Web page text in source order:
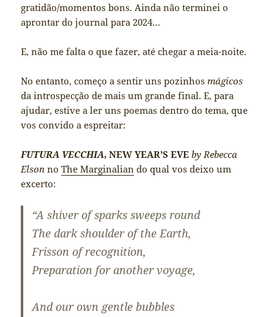
gratidão/momentos bons. Ainda não terminei o
aprontar do journal para 2024…
E, não me falta o que fazer, até chegar a meia-noite.
No entanto, começo a sentir uns pozinhosmágicos
da introspecção de mais um grande final. E, para
ajudar, estive a ler uns poemas dentro do tema, que
vos convido a espreitar:
FUTURA VECCHIA, NEW YEAR’S EVEby Rebecca
ElsonnoThe Marginalian do qual vos deixo um
excerto:
“A shiver of sparks sweeps round
The dark shoulder of the Earth,
Frisson of recognition,
Preparation for another voyage,
And our own gentle bubbles